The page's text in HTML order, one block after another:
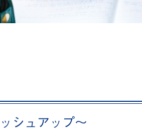
プログラム
シュアップ～